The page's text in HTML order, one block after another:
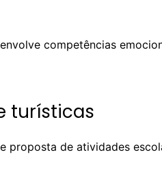
competências
turísticas
proposta de atividades